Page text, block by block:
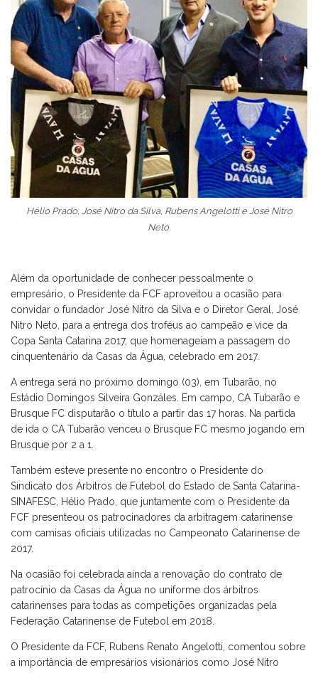
Hélio Prado, José Nitro da Silva, Rubens Angelotti e José Nitro
Neto.
Além da oportunidade de conhecer pessoalmente o
empresário, o Presidente da FCF aproveitou a ocasião para
convidar o fundador José Nitro da Silva e o Diretor Geral, José
Nitro Neto, para a entrega dos troféus ao campeão e vice da
Copa Santa Catarina 2017, que homenageiam a passagem do
cinquentenário da Casas da Água, celebrado em 2017.
A entrega será no próximo domingo (03), em Tubarão, no
Estádio Domingos Silveira Gonzáles. Em campo, CA Tubarão e
Brusque FC disputarão o título a partir das 17 horas. Na partida
de ida o CA Tubarão venceu o Brusque FC mesmo jogando em
Brusque por 2 a 1.
Também esteve presente no encontro o Presidente do
Sindicato dos Árbitros de Futebol do Estado de Santa Catarina-
SINAFESC, Hélio Prado, que juntamente com o Presidente da
FCF presenteou os patrocinadores da arbitragem catarinense
com camisas oficiais utilizadas no Campeonato Catarinense de
2017.
Na ocasião foi celebrada ainda a renovação do contrato de
patrocínio da Casas da Água no uniforme dos árbitros
catarinenses para todas as competições organizadas pela
Federação Catarinense de Futebol em 2018.
O Presidente da FCF, Rubens Renato Angelotti, comentou sobre
a importância de empresários visionários como José Nitro